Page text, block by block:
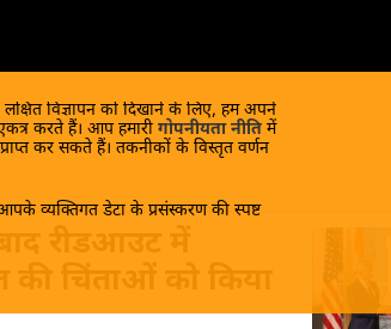
विज्ञापन को दिखाने के लिए, हम अपने
करते हैं। आप हमारी गोपनीयता नीति में
कर सकते हैं। तकनीकों के विस्तृत वर्णन
व्यक्तिगत डेटा के प्रसंस्करण की स्पष्ट
चिंताओं को किया